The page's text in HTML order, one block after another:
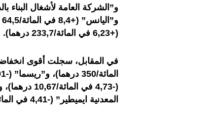
(+6,23 في المائة/233,7 درهما).
المعدنية ايميطير” (-4,41 في المائة/1.300 درهم).